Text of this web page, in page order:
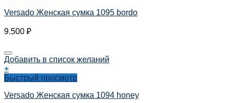
Versado Женская сумка 1095 bordo
9.500 ₽
Добавить в список желаний
+
Быстрый просмотр
Versado Женская сумка 1094 honey